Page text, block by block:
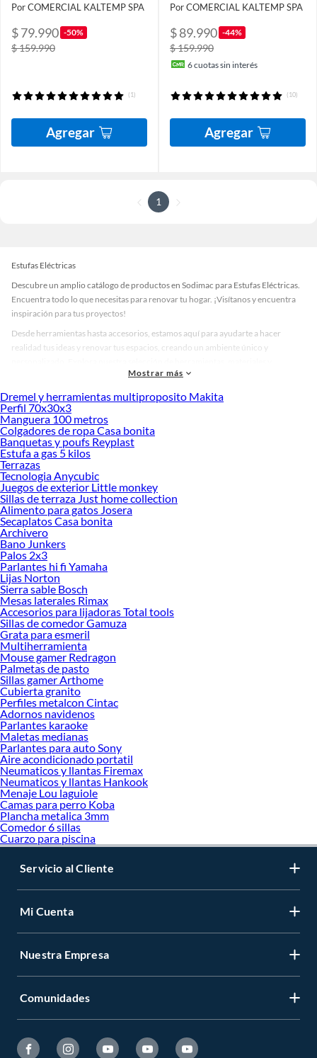
Por COMERCIAL KALTEMP SPA
$ 79.990 -50%
$ 159.990
(1)
Agregar
Por COMERCIAL KALTEMP SPA
$ 89.990 -44%
$ 159.990
6cuotas sin interés
(10)
Agregar
1
Estufas Eléctricas
Descubre un amplio catálogo de productos en Sodimac para Estufas Eléctricas.
Encuentra todo lo que necesitas para renovar tu hogar. ¡Visítanos y encuentra
inspiración para tus proyectos!
Desde herramientas hasta accesorios, estamos aquí para ayudarte a hacer
realidad tus ideas y renovar tus espacios, creando un ambiente único y
accesorios de calidad que te ayudarán a crear un espacio más tú.
Desde remodelaciones hasta proyectos de decoración, estamos aquí para hacer
tus ideas realidad. ¡Visítanos y encuentra todo lo que tenemos para ofrecerte en
Estufas Eléctricas!
Explora la variedad de productos de Estufas Eléctricas en Sodimac
Herramientas, materiales y accesorios de calidad para tus proyectos y
renovación de espacios. ¡Visítanos y descubre todo lo que tenemos para
ofrecerte!
Encuentra una amplia variedad de productos de Estufas Eléctricas en Sodimac.
Encuentra todo lo necesario para tus proyectos de renovación y decoración.
¡Visítanos y haz tus ideas realidad!
Mostrar más
Dremel y herramientas multiproposito Makita
Perfil 70x30x3
Manguera 100 metros
Colgadores de ropa Casa bonita
Banquetas y poufs Reyplast
Estufa a gas 5 kilos
Terrazas
Tecnologia Anycubic
Juegos de exterior Little monkey
Sillas de terraza Just home collection
Alimento para gatos Josera
Secaplatos Casa bonita
Archivero
Bano Junkers
Palos 2x3
Parlantes hi fi Yamaha
Lijas Norton
Sierra sable Bosch
Mesas laterales Rimax
Accesorios para lijadoras Total tools
Sillas de comedor Gamuza
Grata para esmeril
Multiherramienta
Mouse gamer Redragon
Palmetas de pasto
Sillas gamer Arthome
Cubierta granito
Perfiles metalcon Cintac
Adornos navidenos
Parlantes karaoke
Maletas medianas
Parlantes para auto Sony
Aire acondicionado portatil
Neumaticos y llantas Firemax
Neumaticos y llantas Hankook
Menaje Lou laguiole
Camas para perro Koba
Plancha metalica 3mm
Comedor 6 sillas
Cuarzo para piscina
Servicio al Cliente
Mi Cuenta
Nuestra Empresa
Comunidades